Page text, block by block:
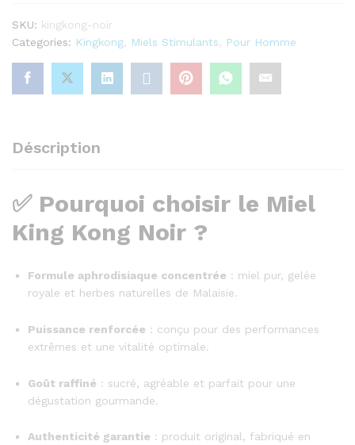
SKU: kingkong-noir
Categories: Kingkong, Miels Stimulants, Pour Homme
Déscription
✅ Pourquoi choisir le Miel
King Kong Noir ?
Formule aphrodisiaque concentrée : miel pur, gelée
royale et herbes naturelles de Malaisie.
Puissance renforcée : conçu pour des performances
extrêmes et une vitalité optimale.
Goût raffiné : sucré, agréable et parfait pour une
dégustation gourmande.
Authenticité garantie : produit original, fabriqué en